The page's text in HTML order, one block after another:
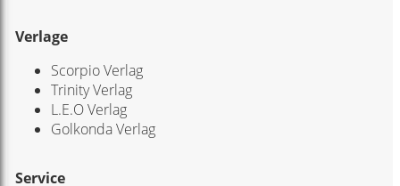
Verlage
Scorpio Verlag
Trinity Verlag
L.E.O Verlag
Golkonda Verlag
Service